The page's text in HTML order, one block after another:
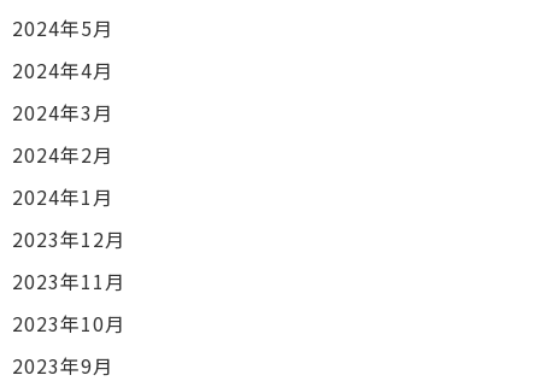
2024年5月
2024年4月
2024年3月
2024年2月
2024年1月
2023年12月
2023年11月
2023年10月
2023年9月